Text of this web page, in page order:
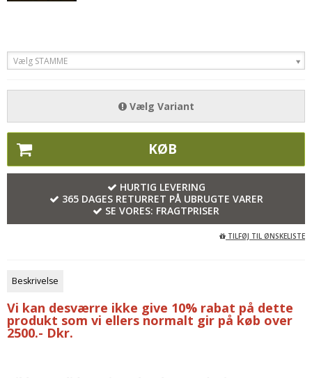
Vælg STAMME
Vælg Variant
KØB
HURTIG LEVERING
365 DAGES RETURRET PÅ UBRUGTE VARER
SE VORES: FRAGTPRISER
TILFØJ TIL ØNSKELISTE
Beskrivelse
Vi kan desværre ikke give 10% rabat på dette
produkt som vi ellers normalt gir på køb over
2500.- Dkr.